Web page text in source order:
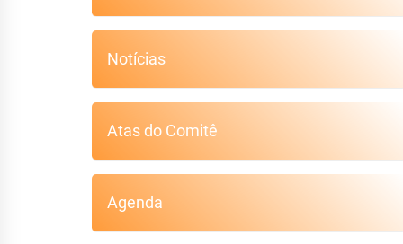
Notícias
Atas do Comitê
Agenda